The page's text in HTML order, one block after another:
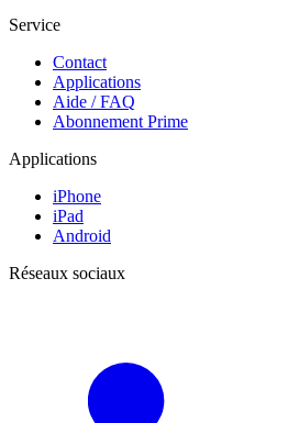
Service
Contact
Applications
Aide / FAQ
Abonnement Prime
Applications
iPhone
iPad
Android
Réseaux sociaux